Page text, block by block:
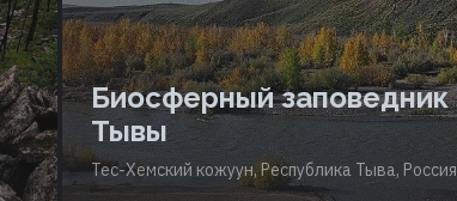
Биосферный заповедник
Тывы
Тес-Хемский кожуун, Республика Тыва, Россия